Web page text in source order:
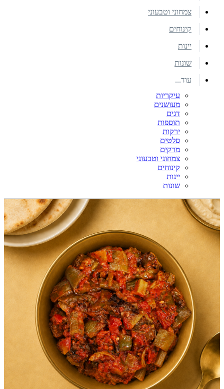
צמחוני וטבעוני
קינוחים
יינות
שונות
עוד...
עיקריות
מעושנים
דגים
תוספות
ירקות
סלטים
מרקים
צמחוני וטבעוני
קינוחים
יינות
שונות